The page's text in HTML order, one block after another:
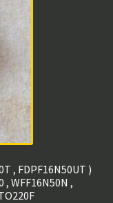
, FDPF16N50UT )
, WFF16N50N ,